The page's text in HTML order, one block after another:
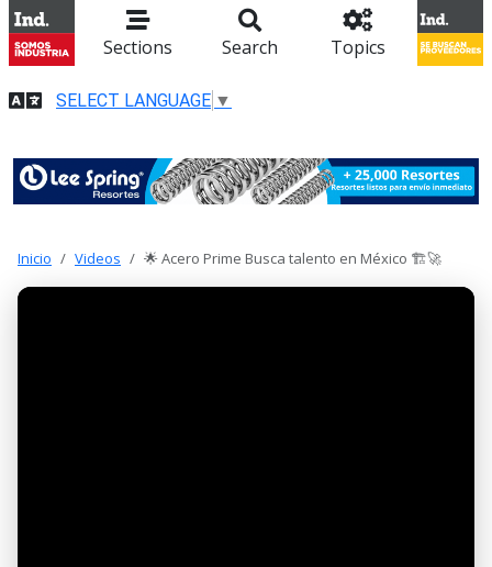
Sections Search Topics
SELECT LANGUAGE ▼
Inicio Videos 🌟 Acero Prime Busca talento en México 🏗️🚀